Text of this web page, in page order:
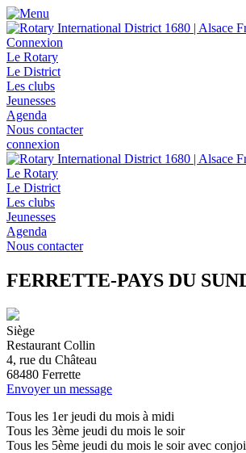
Connexion
Le Rotary
Le District
Les clubs
Jeunesses
Agenda
Nous contacter
connexion
Le Rotary
Le District
Les clubs
Jeunesses
Agenda
Nous contacter
FERRETTE-PAYS DU
Siège
Restaurant Collin
4, rue du Château
68480 Ferrette
Envoyer un message
Tous les 1er jeudi du mois à midi
Tous les 3ème jeudi du mois le soir
Tous les 5ème jeudi du mois le soir avec